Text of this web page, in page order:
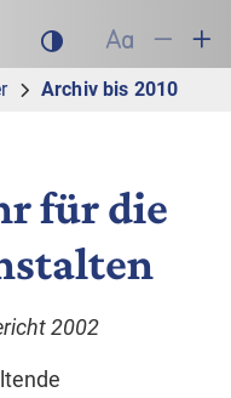
Dunklen Modus
Schrift auf
Schrift
Archiv bis 2010
für die
2002